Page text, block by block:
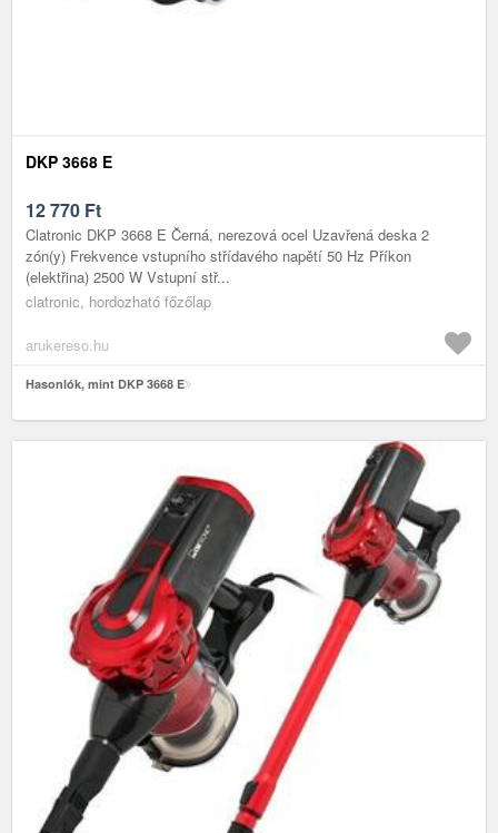
DKP 3668 E
12 770 Ft
Clatronic DKP 3668 E Černá, nerezová ocel Uzavřená deska 2
zón(y) Frekvence vstupního střídavého napětí 50 Hz Příkon
(elektřina) 2500 W Vstupní stř...
clatronic, hordozható főzőlap
arukereso.hu
Hasonlók, mint DKP 3668 E